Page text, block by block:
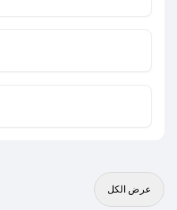
عرض الكل